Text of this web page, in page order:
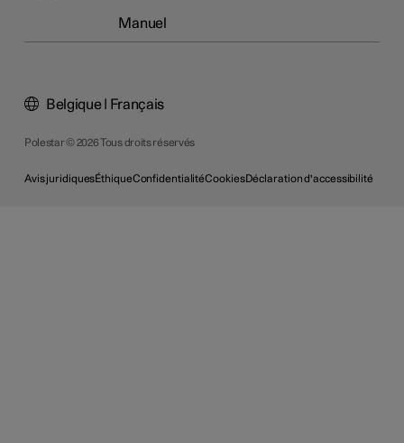
Manuel
Polestar © 2026 Tous droits réservés
Avis juridiquesÉthiqueConfidentialitéCookiesDéclaration d'accessibilité
Belgique | Français